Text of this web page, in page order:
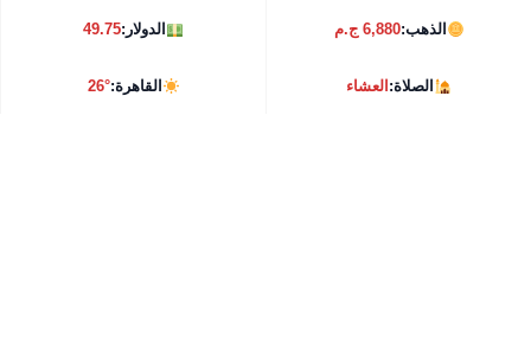
الذهب:6,880 ج.م الدولار:49.75
الصلاة:العشاء القاهرة:26°